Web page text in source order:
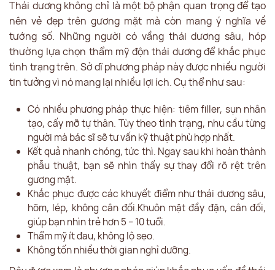
Thái dương không chỉ là một bộ phận quan trọng để tạo
nên vẻ đẹp trên gương mặt mà còn mang ý nghĩa về
tướng số. Những người có vầng thái dương sâu, hóp
thường lựa chọn thẩm mỹ độn thái dương để khắc phục
tình trạng trên. Sở dĩ phương pháp này được nhiều người
tin tưởng vì nó mang lại nhiều lợi ích. Cụ thể như sau:
Có nhiều phương pháp thực hiện: tiêm filler, sụn nhân
tạo, cấy mỡ tự thân. Tùy theo tình trạng, nhu cầu từng
người mà bác sĩ sẽ tư vấn kỹ thuật phù hợp nhất.
Kết quả nhanh chóng, tức thì. Ngay sau khi hoàn thành
phẫu thuật, bạn sẽ nhìn thấy sự thay đổi rõ rệt trên
gương mặt.
Khắc phục được các khuyết điểm như thái dương sâu,
hõm, lép, không cân đối.Khuôn mặt đầy đặn, cân đối,
giúp bạn nhìn trẻ hơn 5 – 10 tuổi.
Thẩm mỹ ít đau, không lộ sẹo.
Không tốn nhiều thời gian nghỉ dưỡng.